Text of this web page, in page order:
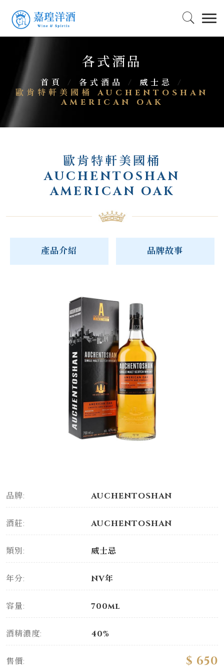
各式酒品
首頁 / 各式酒品 / 威士忌
/
歐肯特軒美國桶 AUCHENTOSHAN
AMERICAN OAK
歐肯特軒美國桶
AUCHENTOSHAN
AMERICAN OAK
產品介紹 品牌故事
品牌: AUCHENTOSHAN
酒莊: AUCHENTOSHAN
類別: 威士忌
年分: NV年
容量: 700ml
酒精濃度: 40%
售價: $ 650